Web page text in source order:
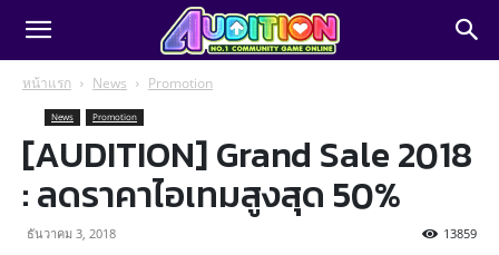
หน้าแรก News Promotion
News Promotion
[AUDITION] Grand Sale 2018
: ลดราคาไอเทมสูงสุด 50%
ธันวาคม 3, 2018 13859